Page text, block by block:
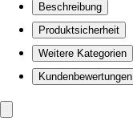
Beschreibung
Produktsicherheit
Weitere Kategorien
Kundenbewertungen